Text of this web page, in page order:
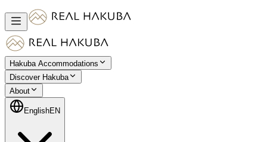
Hakuba Accommodations
Discover Hakuba
About
EnglishEN